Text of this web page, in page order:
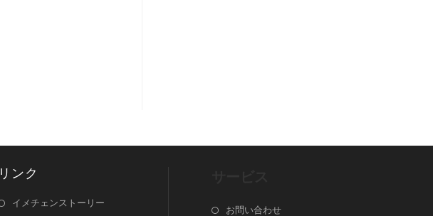
リンク
イメチェンストーリー
お問い合わせ